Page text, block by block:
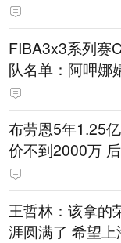
FIBA3x3系列赛
队名单：阿呷娜
布劳恩5年1.25
价不到2000万
王哲林：该拿的
涯圆满了 希望